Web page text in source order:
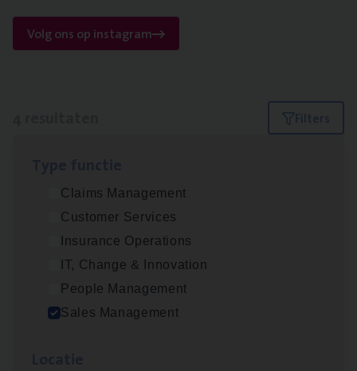
Volg ons op instagram
Filters
Claims Management
Customer Services
Insurance Operations
IT, Change & Innovation
People Management
Sales Management
Busi­ness Mana­ger Mari­ne Cargo
People Management, Sales Management
Antwerpen
Cor­po­ra­te Insu­ran­ce Bro­ker Property